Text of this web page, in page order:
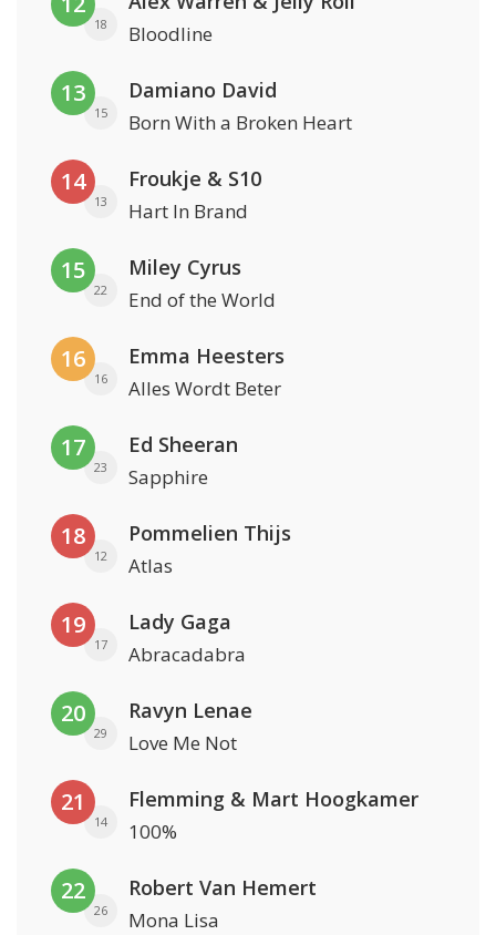
18 Bloodline
13
15
Damiano David
Born With a Broken Heart
14
13
Froukje & S10
Hart In Brand
15
22
Miley Cyrus
End of the World
16
16
Emma Heesters
Alles Wordt Beter
17
23
Ed Sheeran
Sapphire
18
12
Pommelien Thijs
Atlas
19
17
Lady Gaga
Abracadabra
20
29
Ravyn Lenae
Love Me Not
21
14
Flemming & Mart Hoogkamer
100%
22
26
Robert Van Hemert
Mona Lisa